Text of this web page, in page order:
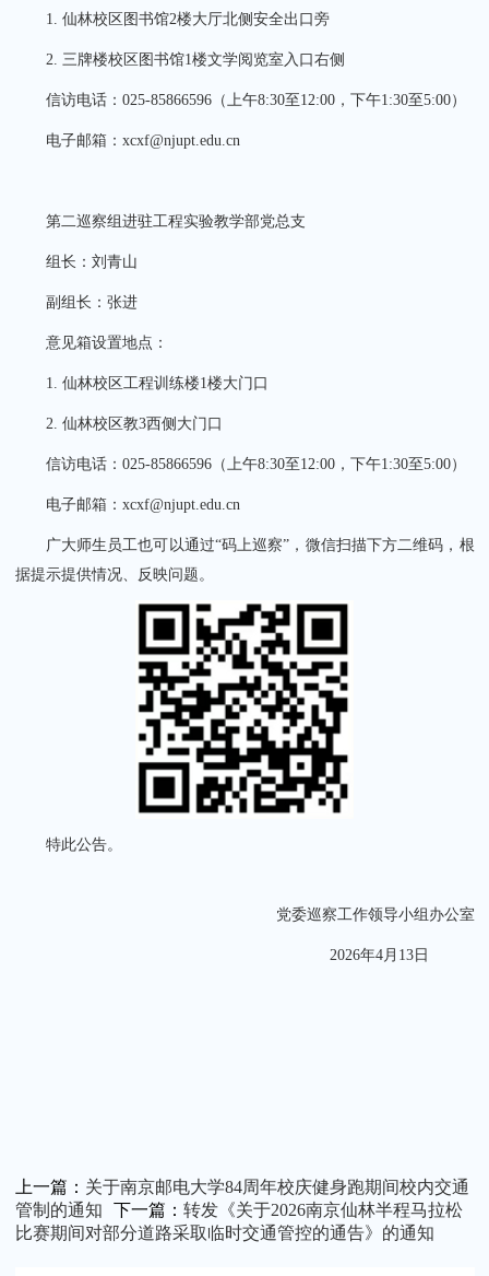
1. 仙林校区图书馆2楼大厅北侧安全出口旁
2. 三牌楼校区图书馆1楼文学阅览室入口右侧
信访电话：025-85866596（上午8:30至12:00，下午1:30至5:00）
电子邮箱：xcxf@njupt.edu.cn
第二巡察组进驻工程实验教学部党总支
组长：刘青山
副组长：张进
意见箱设置地点：
1. 仙林校区工程训练楼1楼大门口
2. 仙林校区教3西侧大门口
信访电话：025-85866596（上午8:30至12:00，下午1:30至5:00）
电子邮箱：xcxf@njupt.edu.cn
广大师生员工也可以通过“码上巡察”，微信扫描下方二维码，根
据提示提供情况、反映问题。
特此公告。
党委巡察工作领导小组办公室
2026年4月13日
上一篇： 关于南京邮电大学84周年校庆健身跑期间校内交通
管制的通知
下一篇： 转发《关于2026南京仙林半程马拉松
比赛期间对部分道路采取临时交通管控的通告》的通知